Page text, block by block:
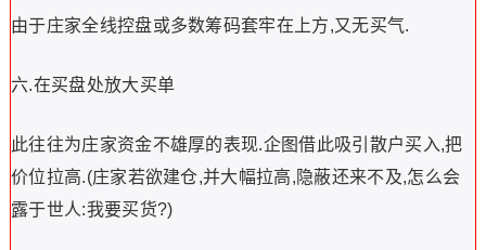
由于庄家全线控盘或多数筹码套牢在上方,又无买气.
六.在买盘处放大买单
此往往为庄家资金不雄厚的表现.企图借此吸引散户买入,把
价位拉高.(庄家若欲建仓,并大幅拉高,隐蔽还来不及,怎么会
露于世人:我要买货?)